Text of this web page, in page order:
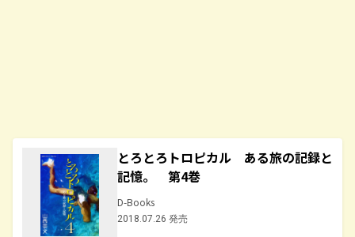
とろとろトロピカル ある旅の記録と
記憶。 第4巻
D-Books
2018.07.26 発売